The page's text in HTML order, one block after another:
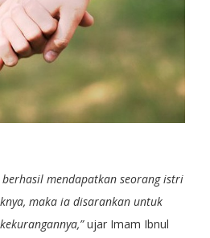
berhasil mendapatkan seorang istri
maka ia disarankan untuk
ujar Imam Ibnul